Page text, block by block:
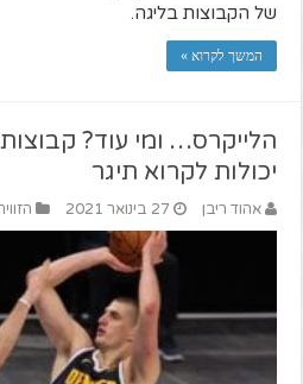
של הקבוצות בליגה.
המשך לקרוא »
הלייקרס… ומי עוד?
יכולות לקרוא תיגר
אהוד ריבן 27 בינואר 2021